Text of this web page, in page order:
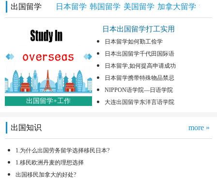
出国留学 日本留学 韩国留学 美国留学 加拿大留学 澳洲
出国留学+工作
日本出国留学打工实用
日本留学如何勤工俭学
日本出国留学千代田国际语
日本留学,如何提高申请成功
日本留学携带特殊物品禁忌
NIPPON语学院—日语学院
大连出国留学东洋言语学院
出国知识 more »
1.为什么出国劳务留学选择移民日本?
1.移民欧洲丹麦的理想选择
出国移民加拿大的好处?